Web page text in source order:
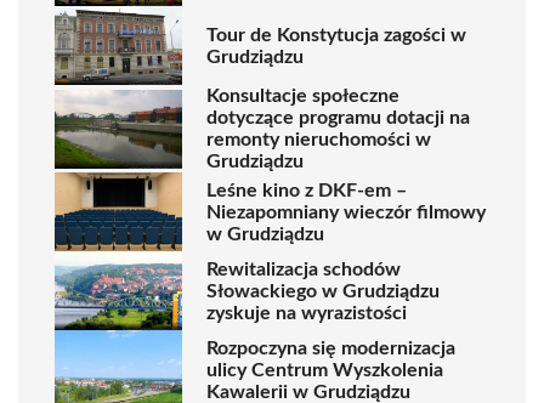
Tour de Konstytucja zagości w
Grudziądzu
Konsultacje społeczne
dotyczące programu dotacji na
remonty nieruchomości w
Grudziądzu
Leśne kino z DKF-em –
Niezapomniany wieczór filmowy
w Grudziądzu
Rewitalizacja schodów
Słowackiego w Grudziądzu
zyskuje na wyrazistości
Rozpoczyna się modernizacja
ulicy Centrum Wyszkolenia
Kawalerii w Grudziądzu